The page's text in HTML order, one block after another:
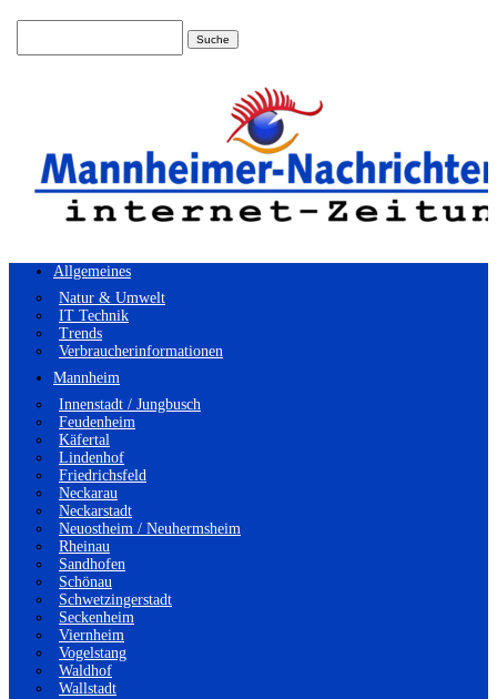
Allgemeines
Natur & Umwelt
IT Technik
Trends
Verbraucherinformationen
Mannheim
Innenstadt / Jungbusch
Feudenheim
Käfertal
Lindenhof
Friedrichsfeld
Neckarau
Neckarstadt
Neuostheim / Neuhermsheim
Rheinau
Sandhofen
Schönau
Schwetzingerstadt
Seckenheim
Viernheim
Vogelstang
Waldhof
Wallstadt